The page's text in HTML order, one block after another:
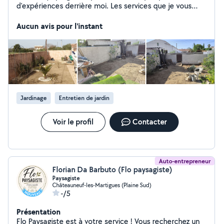
d'expériences derrière moi. Les services que je vous
Taille/rabattage de haies - Désherbage. - Taille de
Abattage. (selon environnement) - Évacuation des
végétaux. C'est avec plaisir que je vous propose mes
services, afin d'embellir et d'entretenir vos espaces
familiales et convivial. Au fil des saisons.
Aucun avis pour l'instant
Jardinage Entretien de jardin
Voir le profil Contacter
Auto-entrepreneur
Florian Da Barbuto (Flo paysagiste)
Paysagiste
Châteauneuf-les-Martigues (Plaine Sud)
-/5
Présentation
Flo Paysagiste est à votre service ! Vous recherchez un